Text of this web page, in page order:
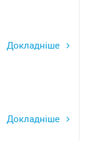
Докладніше
Докладніше